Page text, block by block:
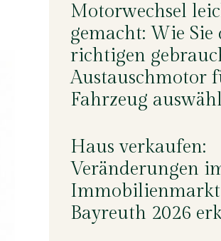
Motorwechsel
gemacht: Wie Sie
richtigen
Austauschmotor
Fahrzeug
Haus verkaufen:
Veränderungen
Immobilienmarkt
Bayreuth 2026